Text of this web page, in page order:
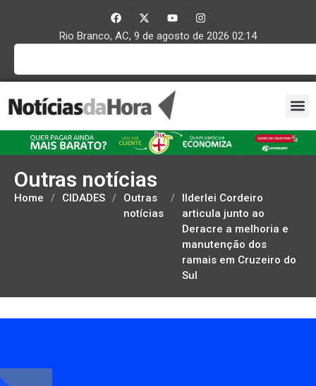
Rio Branco, AC, 9 de agosto de 2026 02:14
Outras notícias
Home / CIDADES /
Outras
notícias
/
Ilderlei Cordeiro
articula junto ao
Deracre a melhoria e
manutenção dos
ramais em Cruzeiro do
Sul